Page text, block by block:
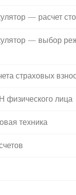
— расчет
— выбор
страховых
лица
техника